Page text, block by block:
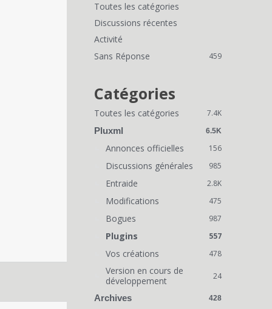
L
i
e
n
s
r
Toutes les catégories
Discussions récentes
Activité
Sans Réponse
459
Catégories
7.4K
Toutes les catégories
6.5K
Pluxml
156
Annonces officielles
985
Discussions générales
2.8K
Entraide
475
Modifications
987
Bogues
557
Plugins
478
Vos créations
24
Version en cours de
développement
428
Archives